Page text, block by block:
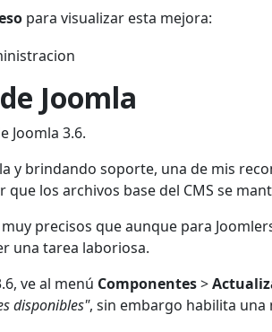
para visualizar esta mejora:
Joomla
Joomla 3.6.
y brindando soporte, una de mis
los archivos base del CMS se
precisos que aunque para
una tarea laboriosa.
ve al menú Componentes>
disponibles", sin embargo habilita